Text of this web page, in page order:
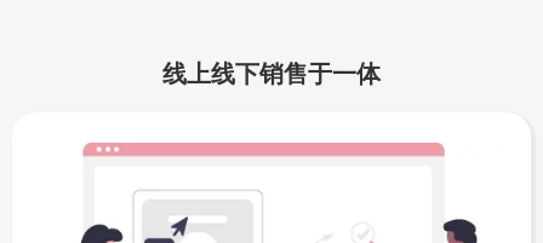
线上线下销售于一体